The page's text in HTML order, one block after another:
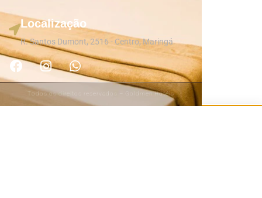
Localização
R. Santos Dumont, 2516 - Centro, Maringá
Todos os direitos reservados – Goldmen Hotéis